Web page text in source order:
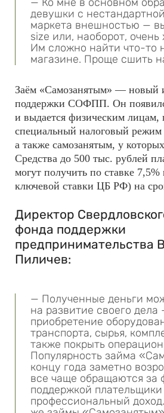
девушки с
маркета внешностью —
size или, наоборот, очень
Им сложно найти что-то
магазине. Проще сшить
Заём «Самозанятым» — новый
поддержки СОФПП. Он
и выдается физическим
специальный налоговый режим
а также самозанятым, у
Средства до 500 тыс. рублей
могут получить по ставке
ключевой ставки ЦБ РФ) на
Директор
фонда поддержки
предпринимательства
Пиличев:
— Полученные деньги
на развитие своего дела
приобретение
транспорта, сырья,
также покрыть
Популярность займа
концу года заметно
все чаще обращаются за
поддержкой
профессиональный